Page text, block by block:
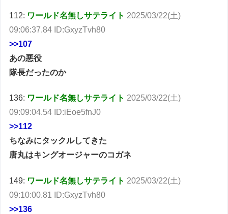
112: ワールド名無しサテライト 2025/03/22(土)
09:06:37.84 ID:GxyzTvh80
>>107
あの悪役
隊長だったのか
136: ワールド名無しサテライト2025/03/22(土)
09:09:04.54 ID:iEoe5fnJ0
>>112
ちなみにタックルしてきた
唐丸はキングオージャーのコガネ
149: ワールド名無しサテライト 2025/03/22(土)
09:10:00.81 ID:GxyzTvh80
>>136